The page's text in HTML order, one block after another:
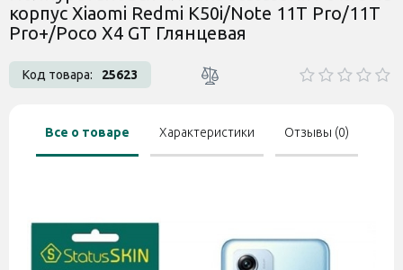
корпус Xiaomi Redmi K50i/Note 11T Pro/11T
Pro+/Poco X4 GT Глянцевая
Код товара: 25623
Все о товаре Характеристики Отзывы (0)